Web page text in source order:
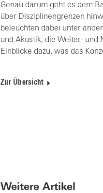
Genau darum geht es dem
über Disziplinengrenzen
beleuchten dabei unter
und Akustik, die Weiter- und
Einblicke dazu, was das
Zur Übersicht
Weitere Artikel